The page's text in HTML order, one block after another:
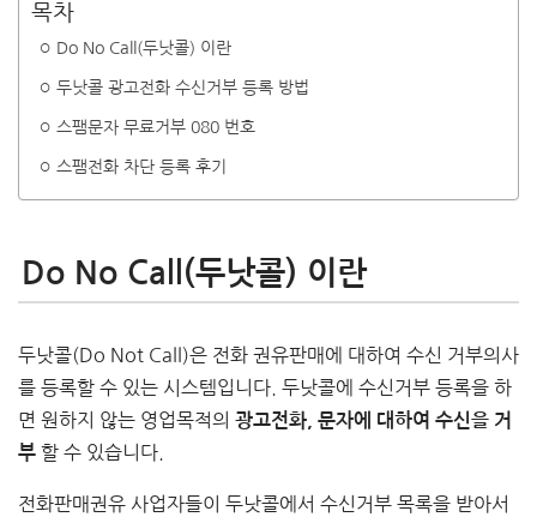
목차
Do No Call(두낫콜) 이란
두낫콜 광고전화 수신거부 등록 방법
스팸문자 무료거부 080 번호
스팸전화 차단 등록 후기
Do No Call(두낫콜) 이란
두낫콜(Do Not Call)은 전화 권유판매에 대하여 수신 거부의사
를 등록할 수 있는 시스템입니다. 두낫콜에 수신거부 등록을 하
면 원하지 않는 영업목적의 광고전화, 문자에 대하여 수신을 거
부 할 수 있습니다.
전화판매권유 사업자들이 두낫콜에서 수신거부 목록을 받아서